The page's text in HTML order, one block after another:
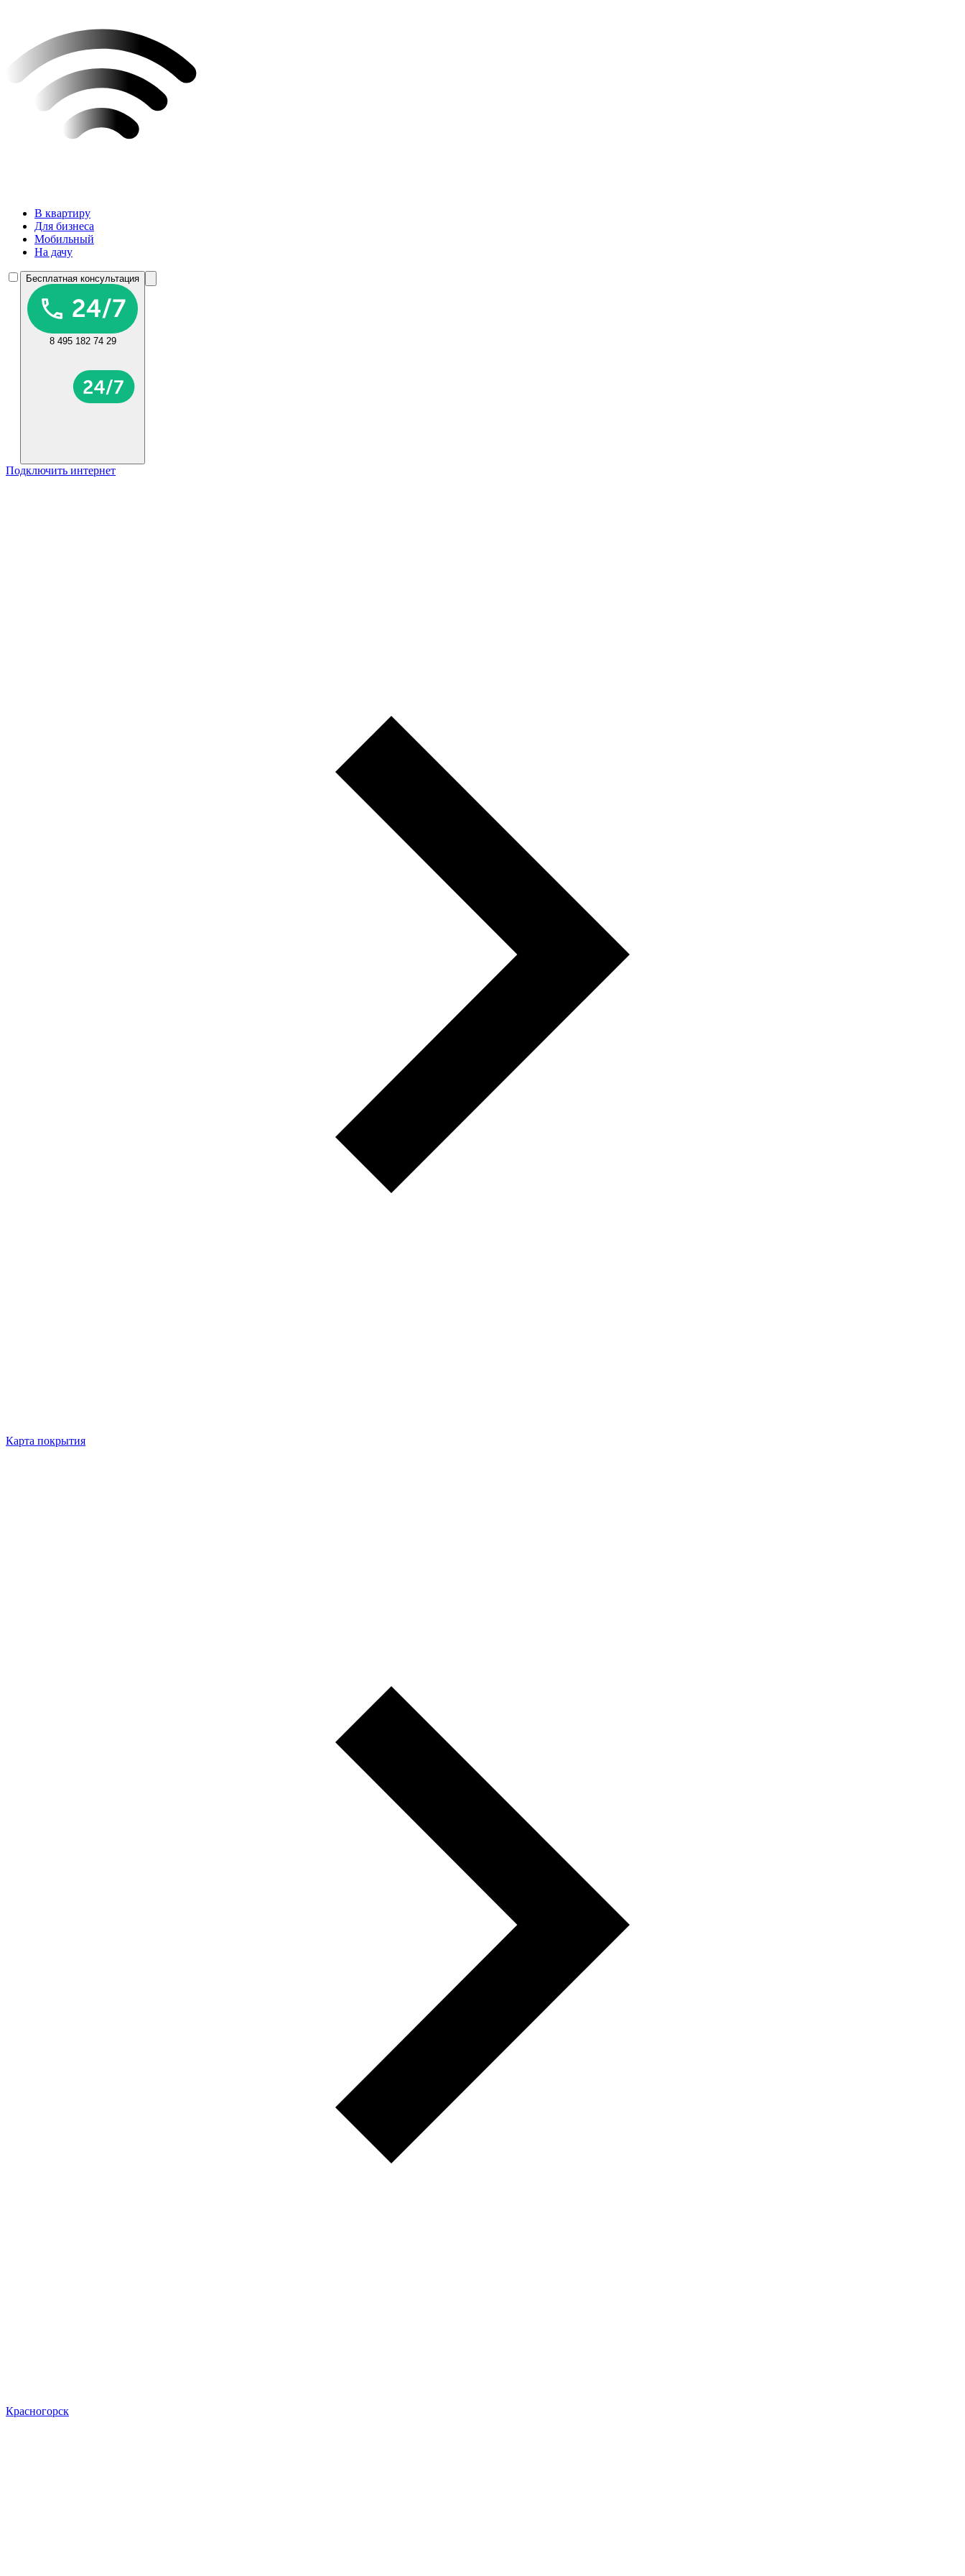
В квартиру
Для бизнеса
Мобильный
На дачу
Бесплатная консультация
8 495 182 74 29
Подключить интернет
Карта покрытия
Красногорск